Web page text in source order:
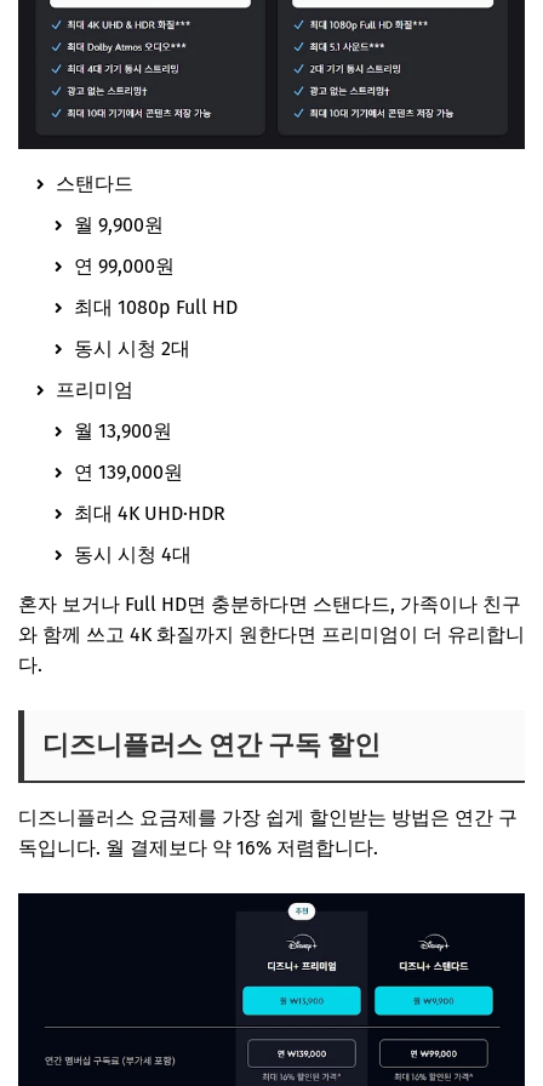
스탠다드
월 9,900원
연 99,000원
최대 1080p Full HD
동시 시청 2대
프리미엄
월 13,900원
연 139,000원
최대 4K UHD·HDR
동시 시청 4대
혼자 보거나 Full HD면 충분하다면 스탠다드, 가족이나 친구
와 함께 쓰고 4K 화질까지 원한다면 프리미엄이 더 유리합니
다.
디즈니플러스 연간 구독 할인
디즈니플러스 요금제를 가장 쉽게 할인받는 방법은 연간 구
독입니다. 월 결제보다 약 16% 저렴합니다.